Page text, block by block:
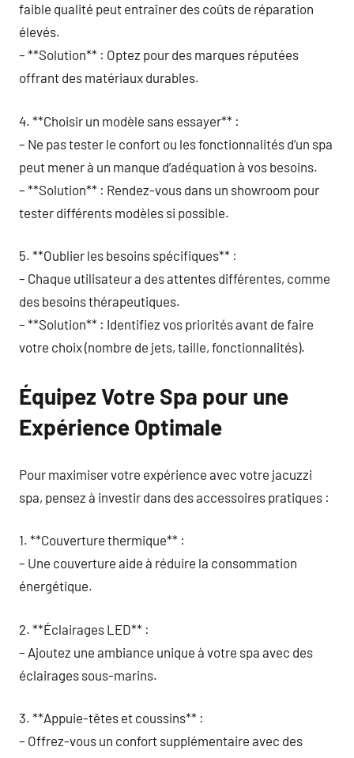
faible qualité peut entraîner des coûts de réparation
élevés.
– **Solution** : Optez pour des marques réputées
offrant des matériaux durables.
4. **Choisir un modèle sans essayer** :
– Ne pas tester le confort ou les fonctionnalités d’un spa
peut mener à un manque d’adéquation à vos besoins.
– **Solution** : Rendez-vous dans un showroom pour
tester différents modèles si possible.
5. **Oublier les besoins spécifiques** :
– Chaque utilisateur a des attentes différentes, comme
des besoins thérapeutiques.
– **Solution** : Identifiez vos priorités avant de faire
votre choix (nombre de jets, taille, fonctionnalités).
Équipez Votre Spa pour une
Expérience Optimale
Pour maximiser votre expérience avec votre jacuzzi
spa, pensez à investir dans des accessoires pratiques :
1. **Couverture thermique** :
– Une couverture aide à réduire la consommation
énergétique.
2. **Éclairages LED** :
– Ajoutez une ambiance unique à votre spa avec des
éclairages sous-marins.
3. **Appuie-têtes et coussins** :
– Offrez-vous un confort supplémentaire avec des